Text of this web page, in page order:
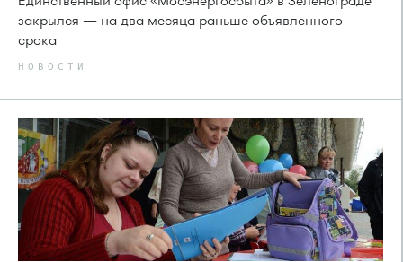
закрылся — на два месяца раньше объявленного
срока
НОВОСТИ